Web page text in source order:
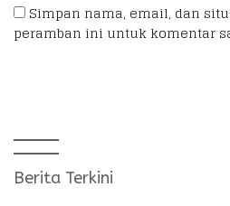
Simpan nama, email, dan
peramban ini untuk komentar
Berita Terkini